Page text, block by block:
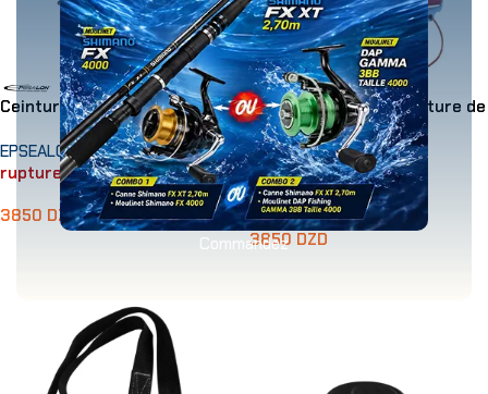
Commandez
Ceinture Marseillaise
EPSEALON
rupture de stock
3850 DZD
Sous-cutale pour ceinture de
plombs – Rouge
EPSEALON
En stock
3850 DZD